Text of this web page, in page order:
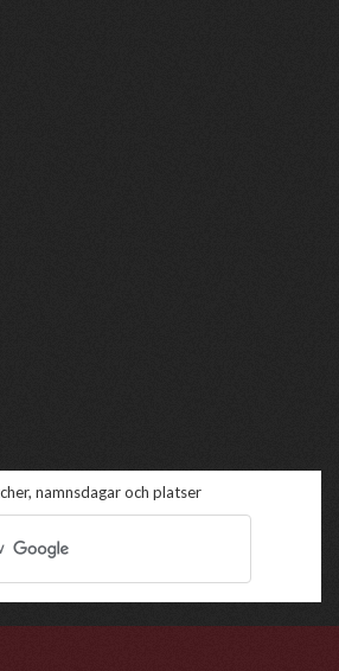
namnsdagar och platser